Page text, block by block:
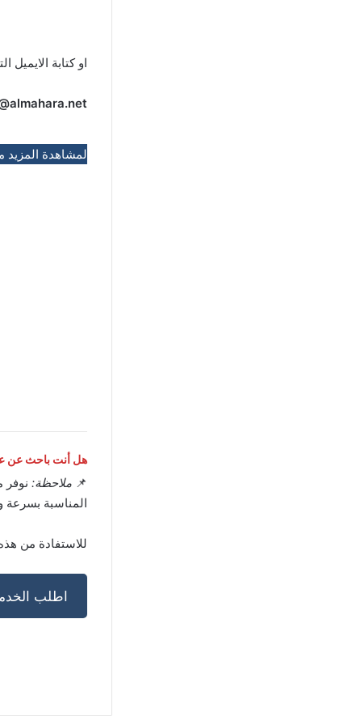
او كتابة الايميل
لمشاهدة المزيد
هل أنت باحث عن
📌 ملاحظة:
المناسبة بسرعة
للاستفادة من
اطلب